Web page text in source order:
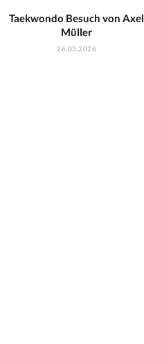
Taekwondo Besuch von Axel
Müller
26.03.2026